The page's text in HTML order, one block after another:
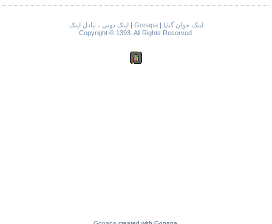
لینک دونی ، تبادل لینک| Gonapa|
لینک خوان گناپا
Copyright © 1393. All Rights Reserved.